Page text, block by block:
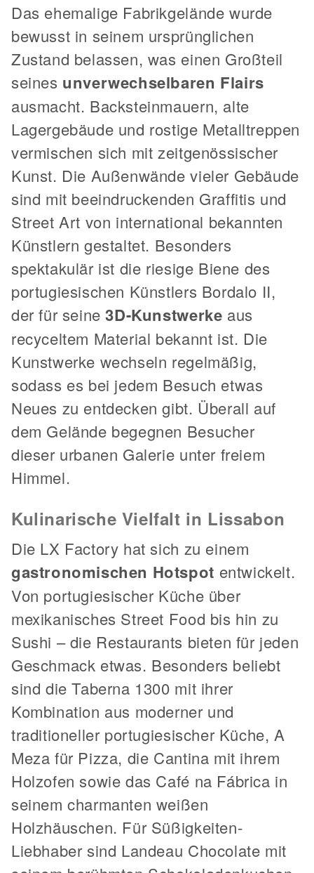
Das ehemalige Fabrikgelände wurde
bewusst in seinem ursprünglichen
Zustand belassen, was einen Großteil
seines unverwechselbaren Flairs
ausmacht. Backsteinmauern, alte
Lagergebäude und rostige Metalltreppen
vermischen sich mit zeitgenössischer
Kunst. Die Außenwände vieler Gebäude
sind mit beeindruckenden Graffitis und
Street Art von international bekannten
Künstlern gestaltet. Besonders
spektakulär ist die riesige Biene des
portugiesischen Künstlers Bordalo II,
der für seine3D-Kunstwerke aus
recyceltem Material bekannt ist. Die
Kunstwerke wechseln regelmäßig,
sodass es bei jedem Besuch etwas
Neues zu entdecken gibt. Überall auf
dem Gelände begegnen Besucher
dieser urbanen Galerie unter freiem
Himmel.
Kulinarische Vielfalt in Lissabon
Die LX Factory hat sich zu einem
gastronomischen Hotspot entwickelt.
Von portugiesischer Küche über
mexikanisches Street Food bis hin zu
Sushi – die Restaurants bieten für jeden
Geschmack etwas. Besonders beliebt
sind die Taberna 1300 mit ihrer
Kombination aus moderner und
traditioneller portugiesischer Küche, A
Meza für Pizza, die Cantina mit ihrem
Holzofen sowie das Café na Fábrica in
seinem charmanten weißen
Holzhäuschen. Für Süßigkeiten-
Liebhaber sind Landeau Chocolate mit